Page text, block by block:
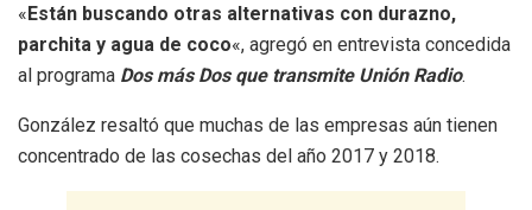
«Están buscando otras alternativas con durazno,
parchita y agua de coco«, agregó en entrevista concedida
al programa Dos más Dos que transmite Unión Radio.
González resaltó que muchas de las empresas aún tienen
concentrado de las cosechas del año 2017 y 2018.